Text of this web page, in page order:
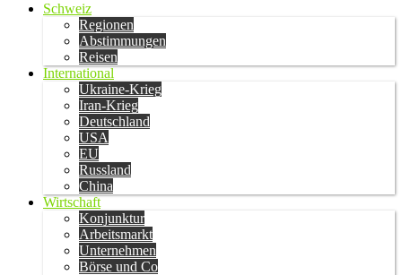
Schweiz
Regionen
Abstimmungen
Reisen
International
Ukraine-Krieg
Iran-Krieg
Deutschland
USA
EU
Russland
China
Wirtschaft
Konjunktur
Arbeitsmarkt
Unternehmen
Börse und Co